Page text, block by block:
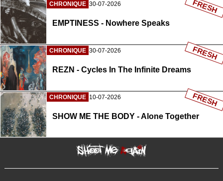
CHRONIQUE 30-07-2026
EMPTINESS - Nowhere Speaks
FRESH
CHRONIQUE 30-07-2026
REZN - Cycles In The Infinite Dreams
FRESH
CHRONIQUE 10-07-2026
SHOW ME THE BODY - Alone Together
FRESH